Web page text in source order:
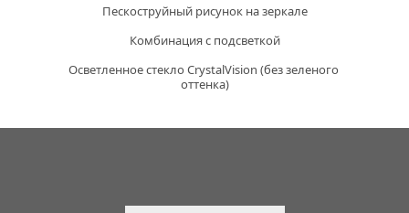
Пескоструйный рисунок на зеркале
Комбинация с подсветкой
Осветленное стекло CrystalVision (без зеленого
оттенка)